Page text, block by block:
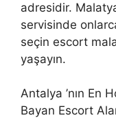
adresidir.
servisinde
seçin escort
yaşayın.
Antalya ’nın En
Bayan Escort